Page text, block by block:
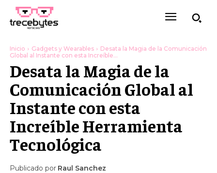
Inicio Gadgets y Wearables
Desata la Magia de la Comunicación
Global al Instante con esta Increíble...
Desata la Magia de la
Comunicación Global al
Instante con esta
Increíble Herramienta
Tecnológica
Publicado por Raul Sanchez